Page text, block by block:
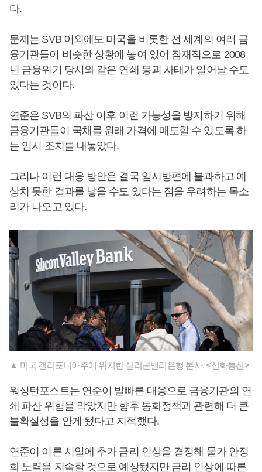
다.
문제는 SVB 이외에도 미국을 비롯한 전 세계의 여러 금
융기관들이 비슷한 상황에 놓여 있어 잠재적으로 2008
년 금융위기 당시와 같은 연쇄 붕괴 사태가 일어날 수도
있다는 것이다.
연준은 SVB의 파산 이후 이런 가능성을 방지하기 위해
금융기관들이 국채를 원래 가격에 매도할 수 있도록 하
는 임시 조치를 내놓았다.
그러나 이런 대응 방안은 결국 임시방편에 불과하고 예
상치 못한 결과를 낳을 수도 있다는 점을 우려하는 목소
리가 나오고 있다.
▲ 미국 캘리포니아주에 위치한 실리콘밸리은행 본사. <신화통신>
워싱턴포스트는 연준이 발빠른 대응으로 금융기관의 연
쇄 파산 위험을 막았지만 향후 통화정책과 관련해 더 큰
불확실성을 안게 됐다고 지적했다.
연준이 이른 시일에 추가 금리 인상을 결정해 물가 안정
화 노력을 지속할 것으로 예상됐지만 금리 인상에 따른